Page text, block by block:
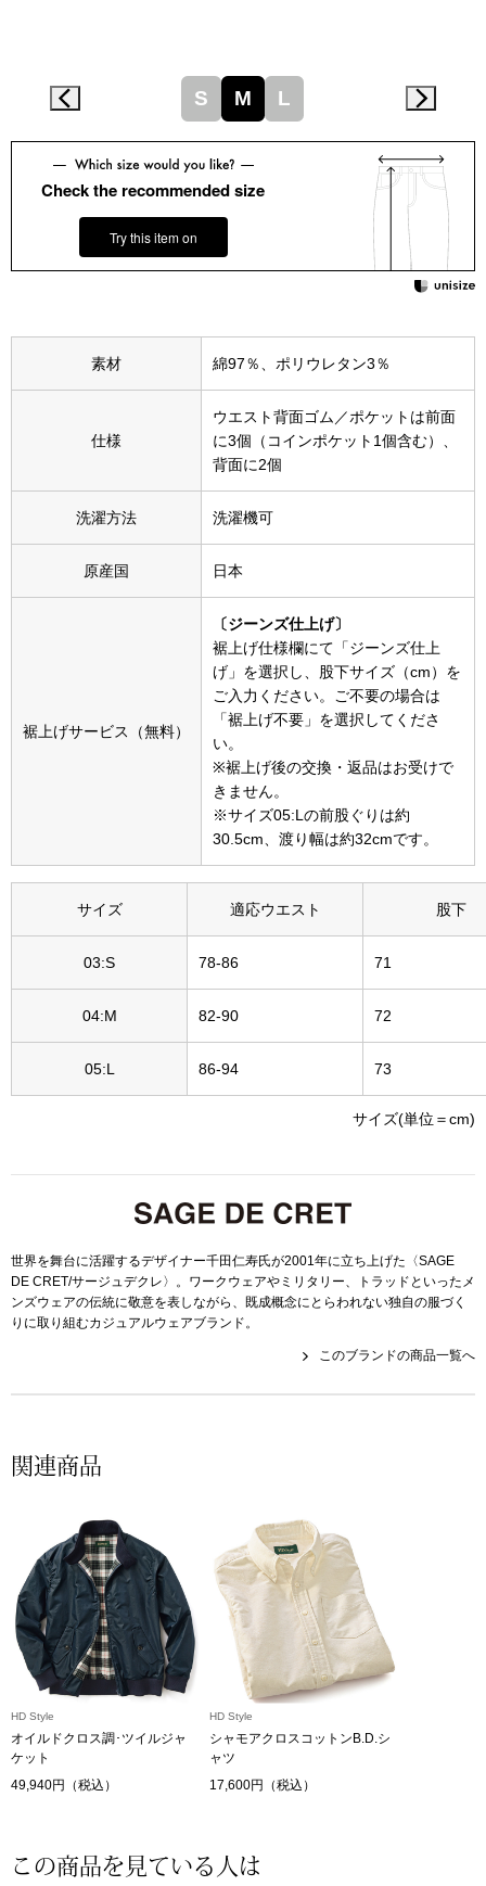
ビー すべて見る
ズ
ア
プ
ウオッチ／
ウオッチ
ブレスレット
その他
ファッション
帽子
ネクタイ
スカーフ／ス
手袋
靴下
サングラス／
傘／日傘
その他
その他
おすすめブラ
カンタベリー
金谷製靴
ヘンリーコッ
S M L
Check the recommended size
Try this item on
素材 綿97％、ポリウレタン3％
仕様
ウエスト背面ゴム／ポケットは前面
に3個（コインポケット1個含む）、
背面に2個
洗濯方法 洗濯機可
原産国 日本
裾上げサービス（無料）
〔ジーンズ仕上げ〕
裾上げ仕様欄にて「ジーンズ仕上
げ」を選択し、股下サイズ（cm）を
ご入力ください。ご不要の場合は
「裾上げ不要」を選択してくださ
い。
※裾上げ後の交換・返品はお受けで
きません。
※サイズ05:Lの前股ぐりは約
30.5cm、渡り幅は約32cmです。
サイズ 適応ウエスト 股下
03:S 78-86 71
04:M 82-90 72
05:L 86-94 73
サイズ(単位＝cm)
世界を舞台に活躍するデザイナー千田仁寿氏が2001年に立ち上げた〈SAGE
DE CRET/サージュデクレ〉。ワークウェアやミリタリー、トラッドといったメ
ンズウェアの伝統に敬意を表しながら、既成概念にとらわれない独自の服づく
りに取り組むカジュアルウェアブランド。
このブランドの商品一覧へ
関連商品
HD Style
オイルドクロス調･ツイルジャ
ケット
49,940円（税込）
HD Style
シャモアクロスコットンB.D.シ
ャツ
17,600円（税込）
この商品を見ている人は